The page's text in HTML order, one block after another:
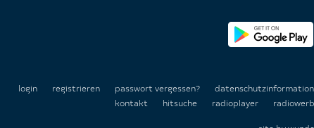
login registrieren passwort vergessen? datenschutzinformation
kontakt
hitsuche radioplayer